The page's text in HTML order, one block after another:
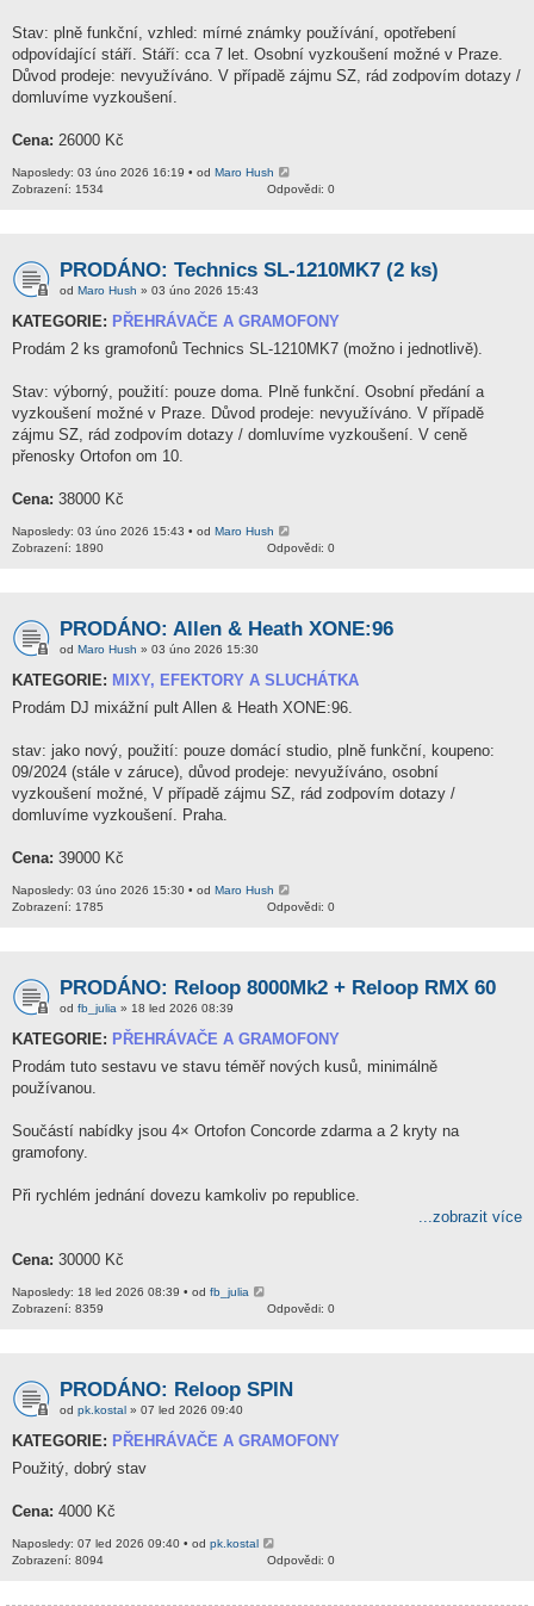
Stav: plně funkční, vzhled: mírné známky používání, opotřebení
odpovídající stáří. Stáří: cca 7 let. Osobní vyzkoušení možné v Praze.
Důvod prodeje: nevyužíváno. V případě zájmu SZ, rád zodpovím dotazy /
domluvíme vyzkoušení.
Cena: 26000 Kč
Naposledy: 03 úno 2026 16:19 • od Maro Hush
Odpovědi: 0
Zobrazení: 1534
PRODÁNO: Technics SL-1210MK7 (2 ks)
od Maro Hush » 03 úno 2026 15:43
KATEGORIE: PŘEHRÁVAČE A GRAMOFONY
Prodám 2 ks gramofonů Technics SL-1210MK7 (možno i jednotlivě).
Stav: výborný, použití: pouze doma. Plně funkční. Osobní předání a
vyzkoušení možné v Praze. Důvod prodeje: nevyužíváno. V případě
zájmu SZ, rád zodpovím dotazy / domluvíme vyzkoušení. V ceně
přenosky Ortofon om 10.
Cena: 38000 Kč
Naposledy: 03 úno 2026 15:43 • od Maro Hush
Odpovědi: 0
Zobrazení: 1890
PRODÁNO: Allen & Heath XONE:96
od Maro Hush » 03 úno 2026 15:30
KATEGORIE: MIXY, EFEKTORY A SLUCHÁTKA
Prodám DJ mixážní pult Allen & Heath XONE:96.
stav: jako nový, použití: pouze domácí studio, plně funkční, koupeno:
09/2024 (stále v záruce), důvod prodeje: nevyužíváno, osobní
vyzkoušení možné, V případě zájmu SZ, rád zodpovím dotazy /
domluvíme vyzkoušení. Praha.
Cena: 39000 Kč
Naposledy: 03 úno 2026 15:30 • od Maro Hush
Odpovědi: 0
Zobrazení: 1785
PRODÁNO: Reloop 8000Mk2 + Reloop RMX 60
od fb_julia » 18 led 2026 08:39
KATEGORIE: PŘEHRÁVAČE A GRAMOFONY
Prodám tuto sestavu ve stavu téměř nových kusů, minimálně
používanou.
Součástí nabídky jsou 4× Ortofon Concorde zdarma a 2 kryty na
gramofony.
Při rychlém jednání dovezu kamkoliv po republice.
...zobrazit více
Cena: 30000 Kč
Naposledy: 18 led 2026 08:39 • od fb_julia
Odpovědi: 0
Zobrazení: 8359
PRODÁNO: Reloop SPIN
od pk.kostal » 07 led 2026 09:40
KATEGORIE: PŘEHRÁVAČE A GRAMOFONY
Použitý, dobrý stav
Cena: 4000 Kč
Naposledy: 07 led 2026 09:40 • od pk.kostal
Odpovědi: 0
Zobrazení: 8094